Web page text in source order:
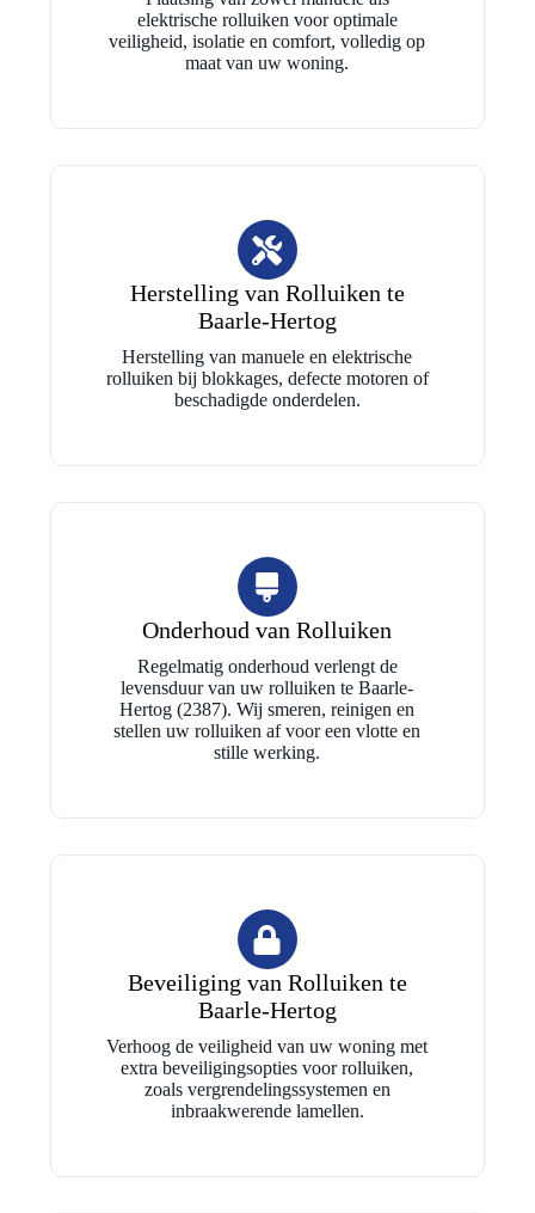
elektrische rolluiken voor optimale
veiligheid, isolatie en comfort, volledig op
maat van uw woning.
Herstelling van Rolluiken te
Baarle-Hertog
Herstelling van manuele en elektrische
rolluiken bij blokkages, defecte motoren of
beschadigde onderdelen.
Onderhoud van Rolluiken
Regelmatig onderhoud verlengt de
levensduur van uw rolluiken te Baarle-
Hertog (2387). Wij smeren, reinigen en
stellen uw rolluiken af voor een vlotte en
stille werking.
Beveiliging van Rolluiken te
Baarle-Hertog
Verhoog de veiligheid van uw woning met
extra beveiligingsopties voor rolluiken,
zoals vergrendelingssystemen en
inbraakwerende lamellen.